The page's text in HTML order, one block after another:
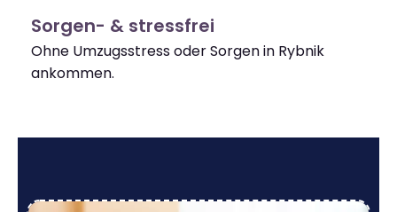
Sorgen- & stressfrei
Ohne Umzugsstress oder Sorgen in Rybnik
ankommen.